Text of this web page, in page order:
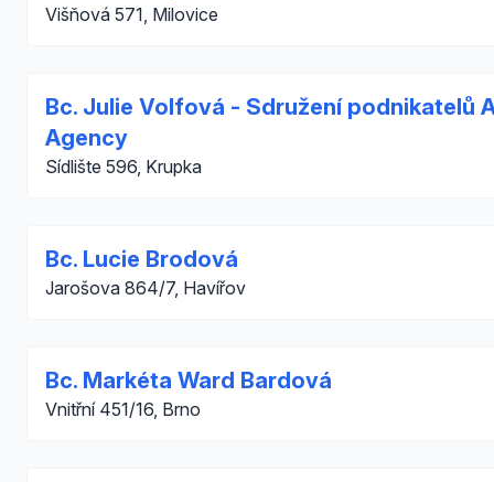
Višňová 571, Milovice
Bc. Julie Volfová - Sdružení podnikatelů
Agency
Sídlište 596, Krupka
Bc. Lucie Brodová
Jarošova 864/7, Havířov
Bc. Markéta Ward Bardová
Vnitřní 451/16, Brno